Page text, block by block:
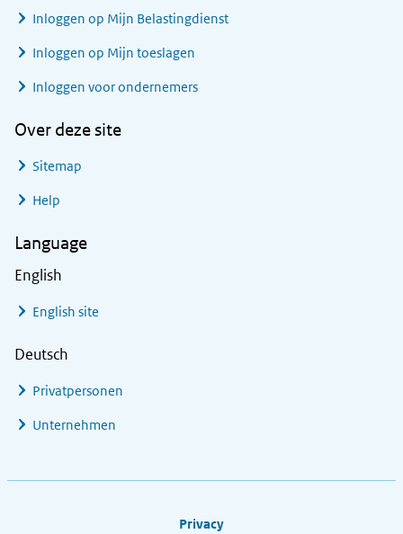
Inloggen op Mijn Belastingdienst
Inloggen op Mijn toeslagen
Inloggen voor ondernemers
Over deze site
Sitemap
Help
Language
English
English site
Deutsch
Privatpersonen
Unternehmen
Privacy